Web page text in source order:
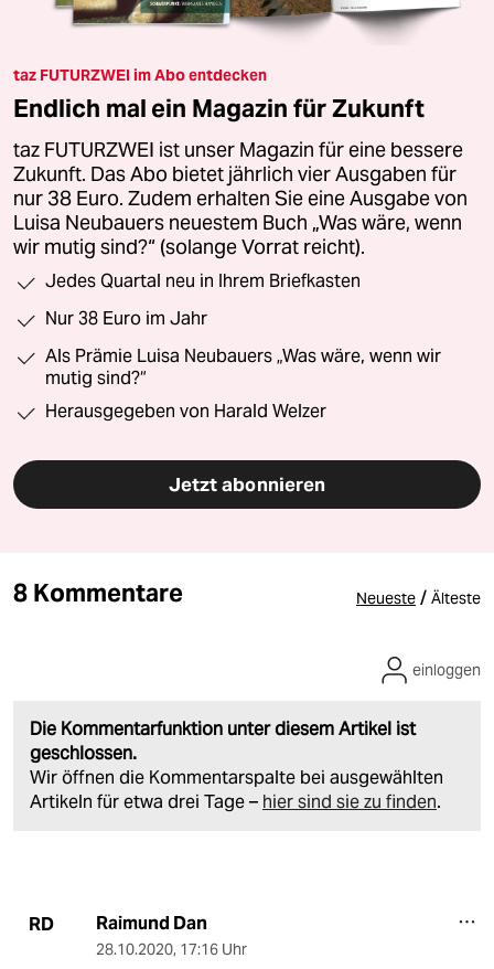
taz FUTURZWEI im Abo entdecken
Endlich mal ein Magazin für Zukunft
taz FUTURZWEI ist unser Magazin für eine bessere
Zukunft. Das Abo bietet jährlich vier Ausgaben für
nur 38 Euro. Zudem erhalten Sie eine Ausgabe von
Luisa Neubauers neuestem Buch „Was wäre, wenn
wir mutig sind?“ (solange Vorrat reicht).
Jedes Quartal neu in Ihrem Briefkasten
Nur 38 Euro im Jahr
Als Prämie Luisa Neubauers „Was wäre, wenn wir
mutig sind?“
Herausgegeben von Harald Welzer
Jetzt abonnieren
8 Kommentare Neueste / Älteste
Die Kommentarfunktion unter diesem Artikel ist
geschlossen.
Wir öffnen die Kommentarspalte bei ausgewählten
Artikeln für etwa drei Tage – hier sind sie zu finden.
einloggen
RD Raimund Dan
28.10.2020, 17:16 Uhr